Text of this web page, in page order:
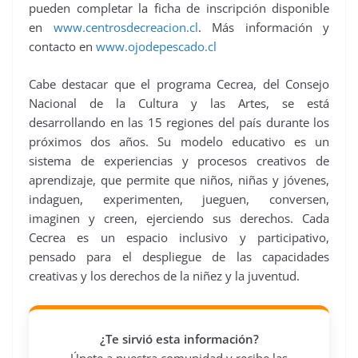
pueden completar la ficha de inscripción disponible
en www.centrosdecreacion.cl. Más información y
contacto en www.ojodepescado.cl
Cabe destacar que el programa Cecrea, del Consejo
Nacional de la Cultura y las Artes, se está
desarrollando en las 15 regiones del país durante los
próximos dos años. Su modelo educativo es un
sistema de experiencias y procesos creativos de
aprendizaje, que permite que niños, niñas y jóvenes,
indaguen, experimenten, jueguen, conversen,
imaginen y creen, ejerciendo sus derechos. Cada
Cecrea es un espacio inclusivo y participativo,
pensado para el despliegue de las capacidades
creativas y los derechos de la niñez y la juventud.
¿Te sirvió esta información?